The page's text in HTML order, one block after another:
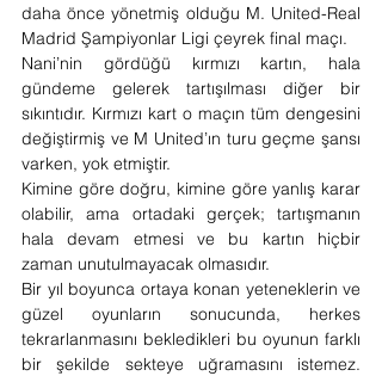
daha önce yönetmiş olduğu M. United-Real
Madrid Şampiyonlar Ligi çeyrek final maçı.
Nani’nin gördüğü kırmızı kartın, hala
gündeme gelerek tartışılması diğer bir
sıkıntıdır. Kırmızı kart o maçın tüm dengesini
değiştirmiş ve M United’ın turu geçme şansı
varken, yok etmiştir.
Kimine göre doğru, kimine göre yanlış karar
olabilir, ama ortadaki gerçek; tartışmanın
hala devam etmesi ve bu kartın hiçbir
zaman unutulmayacak olmasıdır.
Bir yıl boyunca ortaya konan yeteneklerin ve
güzel oyunların sonucunda, herkes
tekrarlanmasını bekledikleri bu oyunun farklı
bir şekilde sekteye uğramasını istemez.